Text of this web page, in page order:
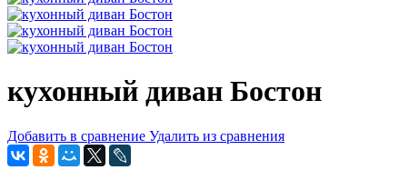
кухонный диван Бостон
Добавить в сравнение Удалить из сравнения